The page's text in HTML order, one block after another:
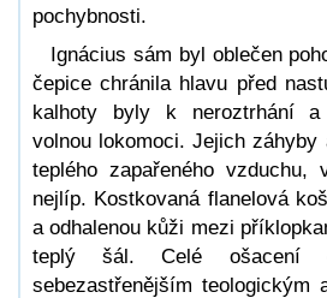
pochybnosti.
Ignácius sám byl oblečen
čepice chránila hlavu před
kalhoty byly k neroztrhání a
volnou lokomoci. Jejich
teplého zapařeného
nejlíp. Kostkovaná flanelová
a odhalenou kůži mezi
teplý šál. Celé ošacení
sebezastřenějším teologickým